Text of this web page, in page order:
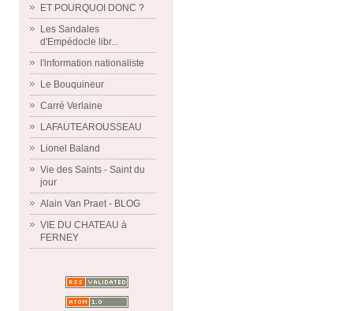
ET POURQUOI DONC ?
Les Sandales
d'Empédocle libr...
l'information nationaliste
Le Bouquineur
Carré Verlaine
LAFAUTEAROUSSEAU
Lionel Baland
Vie des Saints - Saint du
jour
Alain Van Praet - BLOG
VIE DU CHATEAU à
FERNEY